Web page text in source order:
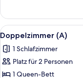
Doppelzimmer
Alle
Fotos
für
Doppelzimmer
(A)
5
Doppelzimmer (A)
1 Schlafzimmer
Platz für 2 Personen
1 Queen-Bett